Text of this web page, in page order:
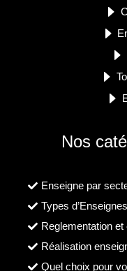
Nos
Enseigne par
Types
Reglementation
Réalisation
Quel choix pour